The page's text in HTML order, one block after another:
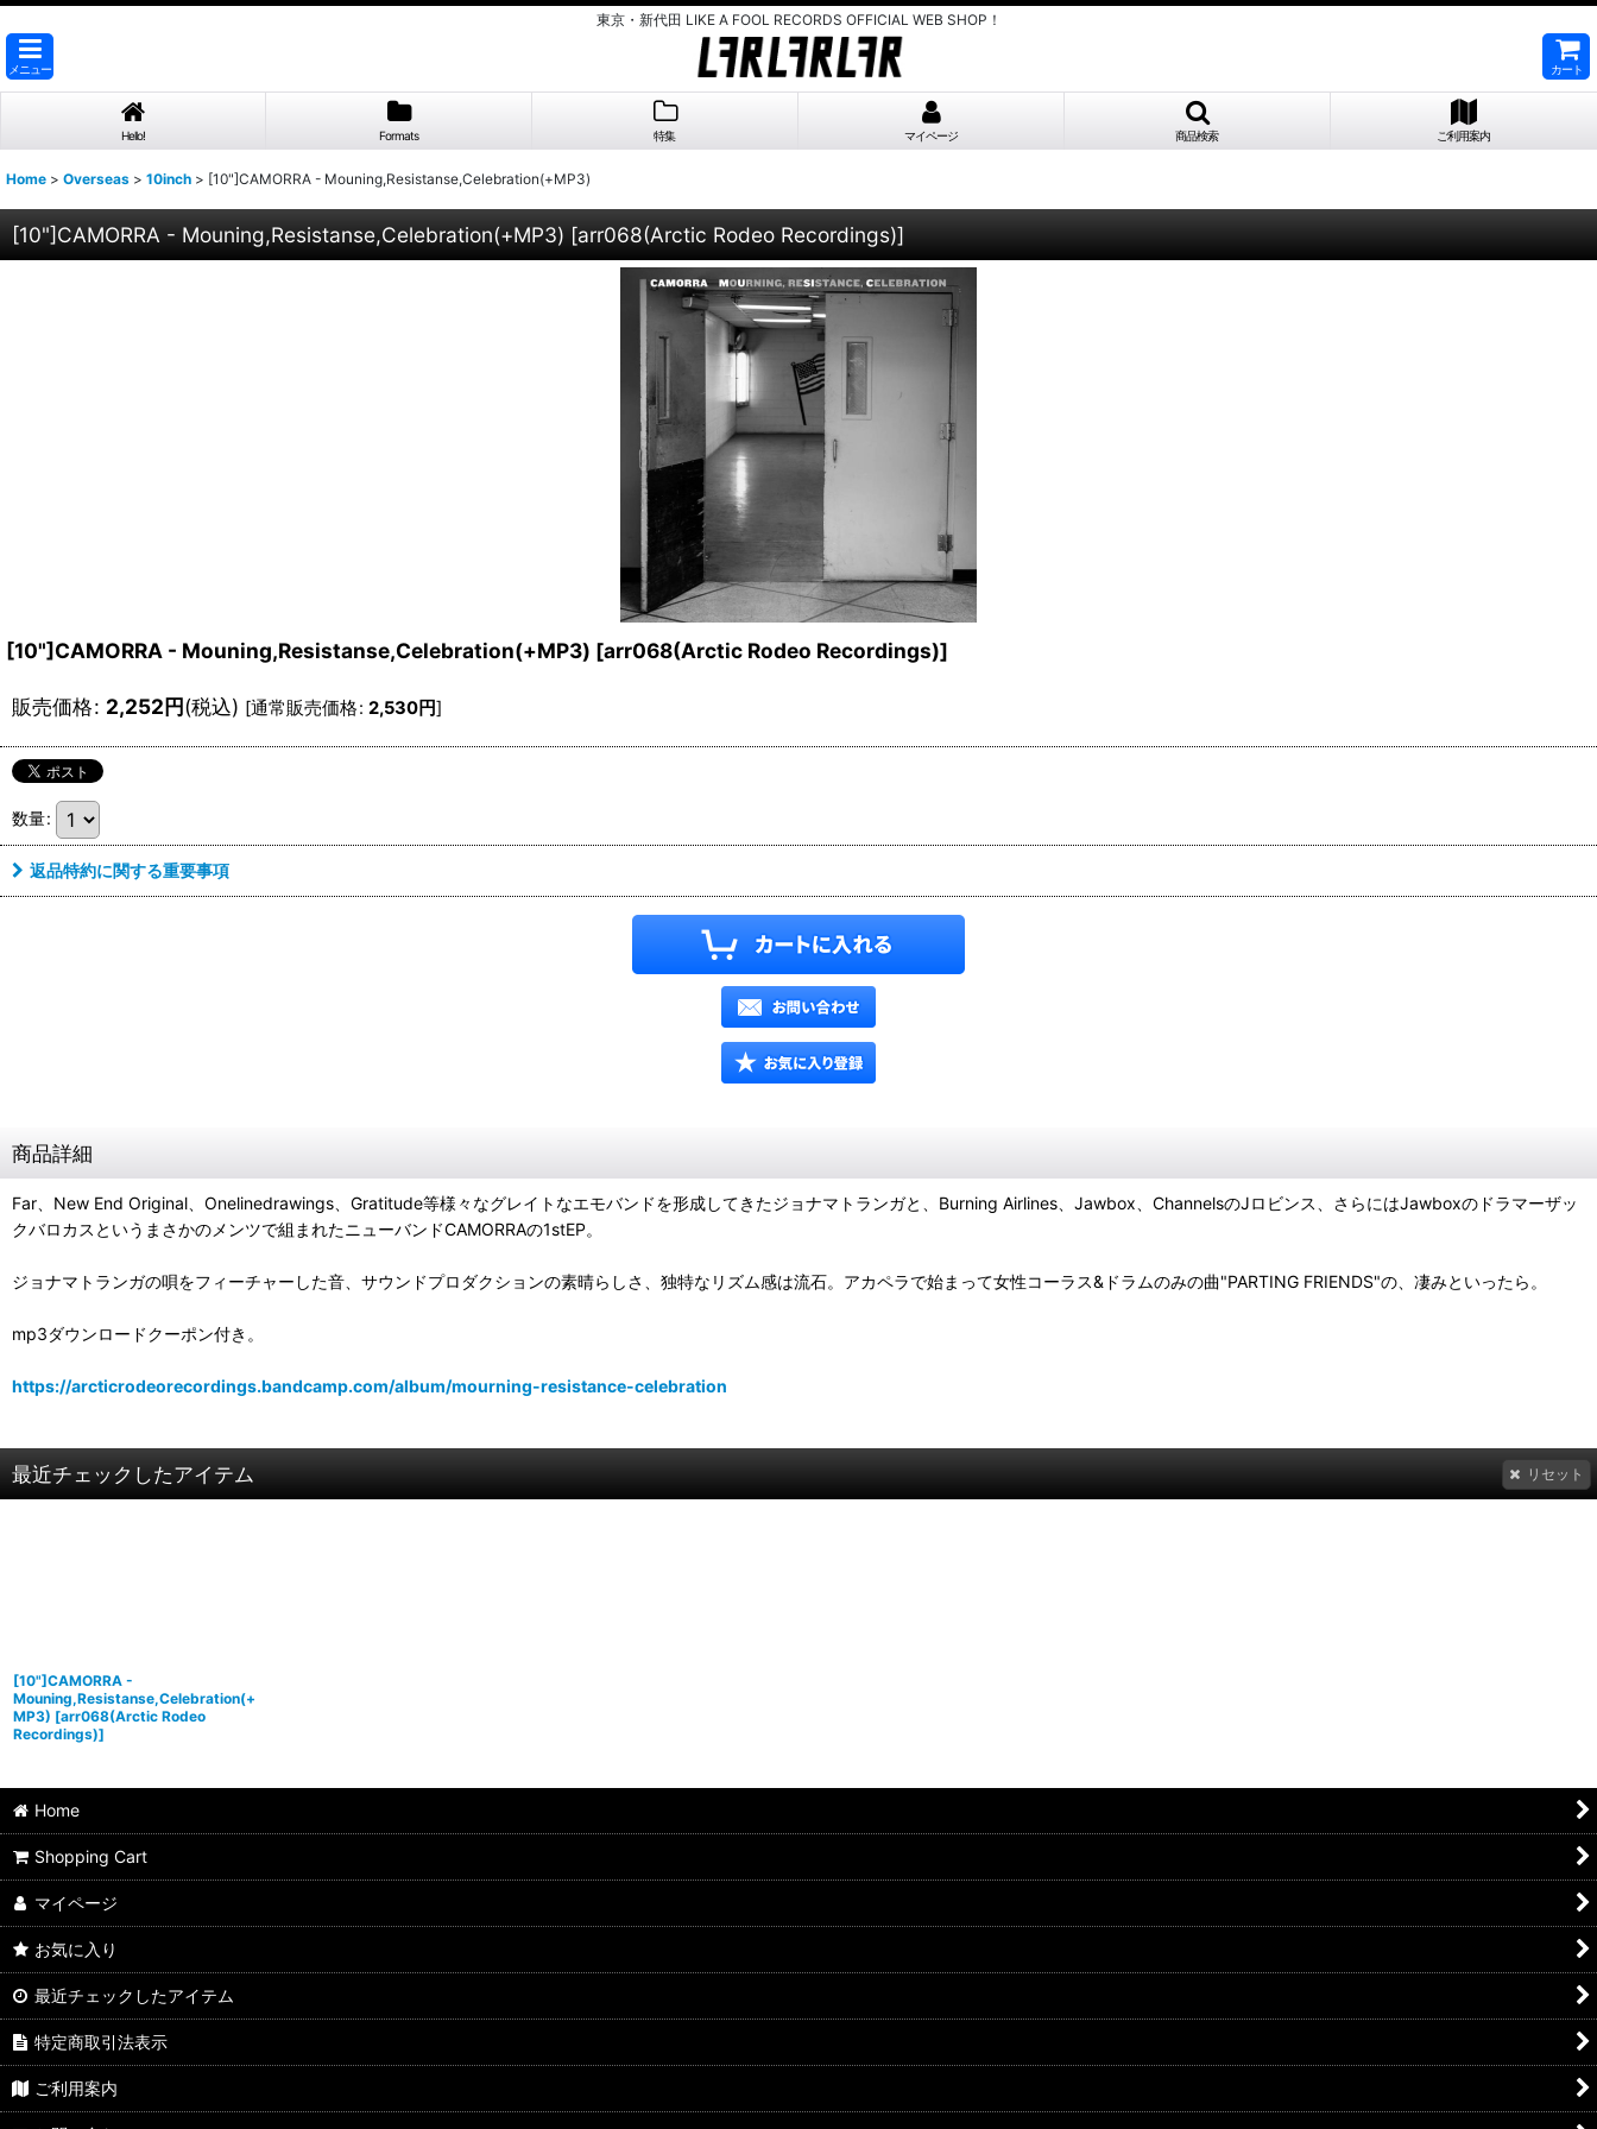
東京・新代田 LIKE A FOOL RECORDS OFFICIAL WEB SHOP！
メニュー カート
Hello! Formats 特集 マイページ 商品検索 ご利用案内
Home > Overseas > 10inch > [10"]CAMORRA - Mouning,Resistanse,Celebration(+MP3)
[10"]CAMORRA - Mouning,Resistanse,Celebration(+MP3) [arr068(Arctic Rodeo Recordings)]
[10"]CAMORRA - Mouning,Resistanse,Celebration(+MP3) [arr068(Arctic Rodeo Recordings)]
販売価格: 2,252円(税込) [通常販売価格: 2,530円]
数量:
返品特約に関する重要事項
商品詳細
Far、New End Original、Onelinedrawings、Gratitude等様々なグレイトなエモバンドを形成してきたジョナマトランガと、Burning Airlines、Jawbox、ChannelsのJロビンス、さらにはJawboxのドラマーザッ
クバロカスというまさかのメンツで組まれたニューバンドCAMORRAの1stEP。
ジョナマトランガの唄をフィーチャーした音、サウンドプロダクションの素晴らしさ、独特なリズム感は流石。アカペラで始まって女性コーラス&ドラムのみの曲"PARTING FRIENDS"の、凄みといったら。
mp3ダウンロードクーポン付き。
https://arcticrodeorecordings.bandcamp.com/album/mourning-resistance-celebration
最近チェックしたアイテム リセット
[10"]CAMORRA -
Mouning,Resistanse,Celebration(+
MP3) [arr068(Arctic Rodeo
Recordings)]
Home
Shopping Cart
マイページ
お気に入り
最近チェックしたアイテム
特定商取引法表示
ご利用案内